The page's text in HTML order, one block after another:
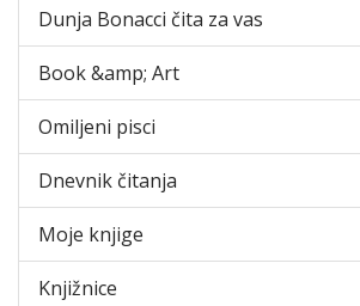
Dunja Bonacci čita za vas
Book &amp; Art
Omiljeni pisci
Dnevnik čitanja
Moje knjige
Knjižnice